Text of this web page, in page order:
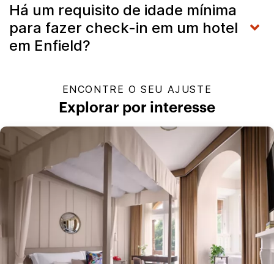
Há um requisito de idade mínima
para fazer check-in em um hotel
em Enfield?
ENCONTRE O SEU AJUSTE
Explorar por interesse